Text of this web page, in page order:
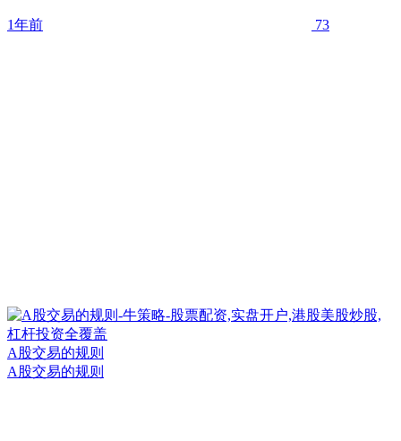
1年前 73
A股交易的规则
A股交易的规则